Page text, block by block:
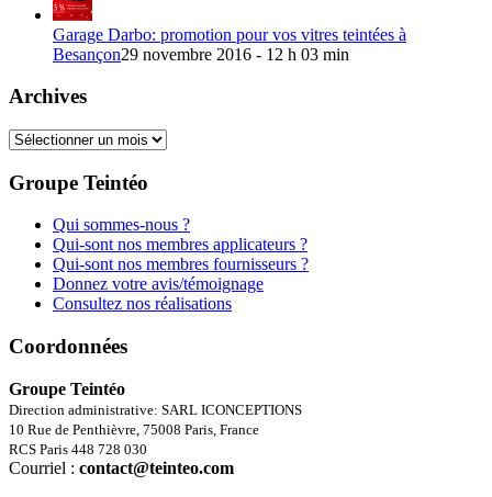
Garage Darbo: promotion pour vos vitres teintées à
Besançon29 novembre 2016 - 12 h 03 min
Archives
Archives
Groupe Teintéo
Qui sommes-nous ?
Qui-sont nos membres applicateurs ?
Qui-sont nos membres fournisseurs ?
Donnez votre avis/témoignage
Consultez nos réalisations
Coordonnées
Groupe Teintéo
Direction administrative: SARL ICONCEPTIONS
10 Rue de Penthièvre, 75008 Paris, France
RCS Paris 448 728 030
Courriel : contact@teinteo.com